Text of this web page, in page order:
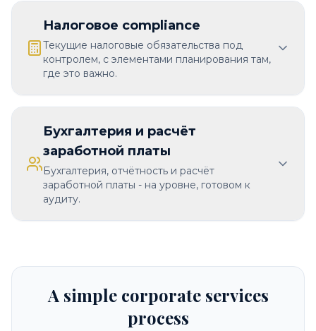
Налоговое compliance
Текущие налоговые обязательства под
контролем, с элементами планирования там,
где это важно.
Бухгалтерия и расчёт
заработной платы
Бухгалтерия, отчётность и расчёт
заработной платы - на уровне, готовом к
аудиту.
A simple corporate services
process